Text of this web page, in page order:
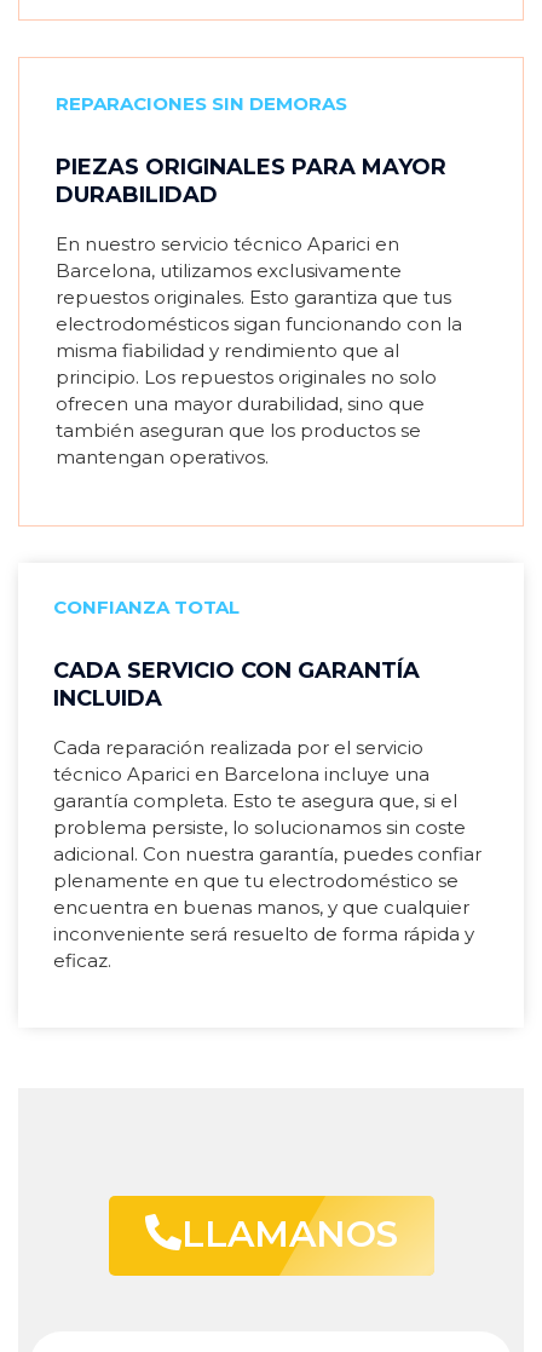
REPARACIONES SIN DEMORAS
PIEZAS ORIGINALES PARA MAYOR
DURABILIDAD
En nuestro servicio técnico Aparici en
Barcelona, utilizamos exclusivamente
repuestos originales. Esto garantiza que tus
electrodomésticos sigan funcionando con la
misma fiabilidad y rendimiento que al
principio. Los repuestos originales no solo
ofrecen una mayor durabilidad, sino que
también aseguran que los productos se
mantengan operativos.
CONFIANZA TOTAL
CADA SERVICIO CON GARANTÍA
INCLUIDA
Cada reparación realizada por el servicio
técnico Aparici en Barcelona incluye una
garantía completa. Esto te asegura que, si el
problema persiste, lo solucionamos sin coste
adicional. Con nuestra garantía, puedes confiar
plenamente en que tu electrodoméstico se
encuentra en buenas manos, y que cualquier
inconveniente será resuelto de forma rápida y
eficaz.
LLAMANOS